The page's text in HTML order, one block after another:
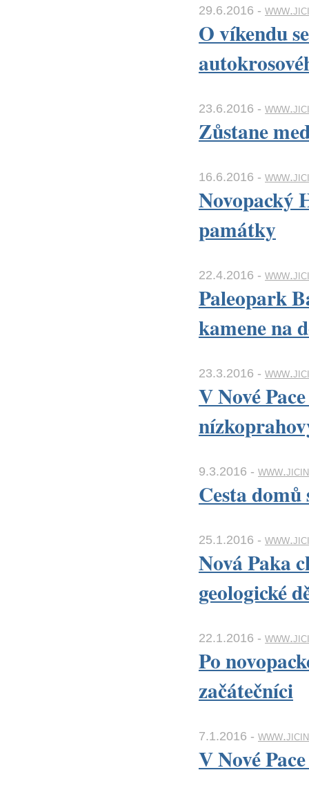
29.6.2016 -
O víkendu
23.6.2016 -
Zůstane
16.6.2016 -
Novopacký
památky
22.4.2016 -
Paleopark
kamene na
23.3.2016 -
V Nové
9.3.2016 -
Cesta
25.1.2016 -
Nová Paka
geologické
22.1.2016 -
Po
začátečníci
7.1.2016 -
V Nové